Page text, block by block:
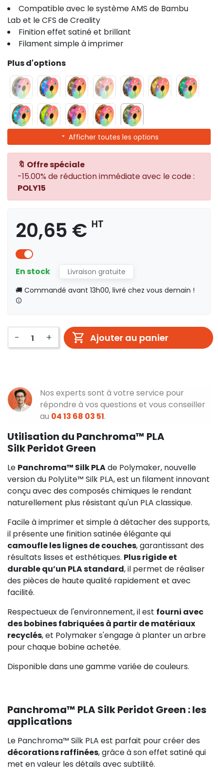
Compatible avec le système AMS de Bambu
Lab et le CFS de Creality
Finition effet satiné et brillant
Filament simple à imprimer
Plus d'options
Afficher toutes les options
🔖 Offre spéciale
-15.00% de réduction immédiate avec le code :
POLY15
20,65 € HT
En stock
Livraison gratuite
🚚 Commandé avant 13h00, livré chez vous demain !
- + Ajouter au panier
Nos experts sont à votre service pour
répondre à vos questions et vous conseiller
au 04 13 68 03 51.
Utilisation du Panchroma™ PLA
Silk Peridot Green
Le Panchroma™ Silk PLAde Polymaker, nouvelle
version du PolyLite™ Silk PLA, est un filament innovant
conçu avec des composés chimiques le rendant
naturellement plus résistant qu'un PLA classique.
Facile à imprimer et simple à détacher des supports,
il présente une finition satinée élégante qui
camoufle les lignes de couches, garantissant des
résultats lisses et esthétiques. Plus rigide et
durable qu’un PLA standard, il permet de réaliser
des pièces de haute qualité rapidement et avec
facilité.
Respectueux de l'environnement, il est fourni avec
des bobines fabriquées à partir de matériaux
recyclés, et Polymaker s'engage à planter un arbre
pour chaque bobine achetée.
Disponible dans une gamme variée de couleurs.
Panchroma™ PLA Silk Peridot Green : les
applications
Le Panchroma™ Silk PLA est parfait pour créer des
décorations raffinées, grâce à son effet satiné qui
met en valeur les détails avec subtilité.